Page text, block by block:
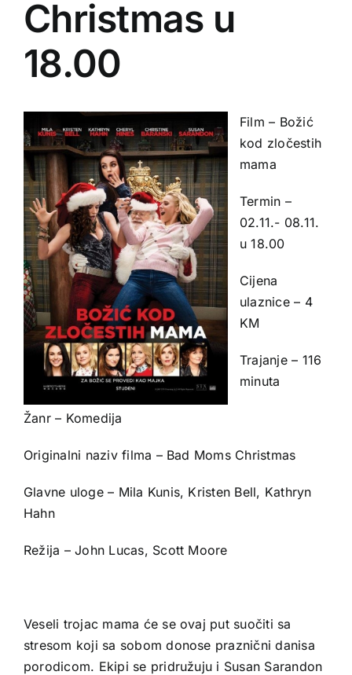
Christmas u
18.00
Film – Božić
kod zločestih
mama
Termin –
02.11.- 08.11.
u 18.00
Cijena
ulaznice – 4
KM
Trajanje – 116
minuta
Žanr – Komedija
Originalni naziv filma – Bad Moms Christmas
Glavne uloge – Mila Kunis, Kristen Bell, Kathryn
Hahn
Režija – John Lucas, Scott Moore
Veseli trojac mama će se ovaj put suočiti sa
stresom koji sa sobom donose praznični danisa
porodicom. Ekipi se pridružuju i Susan Sarandon